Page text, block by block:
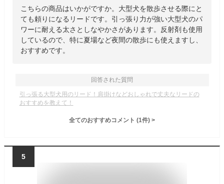
こちらの商品はいかがですか。大型犬を散歩させる際にと
ても頼りになるリードです。引っ張り力が強い大型犬のパ
ワーに耐える太さとしなやかさがあります。反射剤も使用
しているので、特に夏場など夜間の散歩にも使えますし、
おすすめです。
回答された質問
引っ張る大型犬用のリード！肩掛けなどおしゃれで丈夫なリードの
おすすめを教えて！
全てのおすすめコメント (1件) >
5